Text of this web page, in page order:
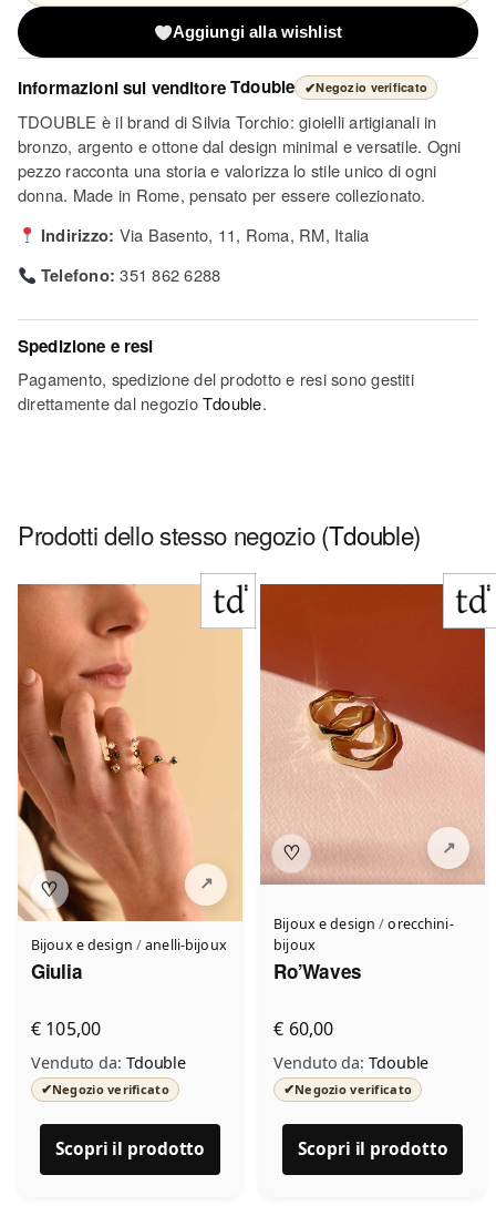
Aggiungi alla wishlist
Informazioni sul venditoreTdouble ✔Negozio verificato
TDOUBLE è il brand di Silvia Torchio: gioielli artigianali in
bronzo, argento e ottone dal design minimal e versatile. Ogni
pezzo racconta una storia e valorizza lo stile unico di ogni
donna. Made in Rome, pensato per essere collezionato.
Indirizzo: Via Basento, 11, Roma, RM, Italia
Telefono: 351 862 6288
Spedizione e resi
Pagamento, spedizione del prodotto e resi sono gestiti
direttamente dal negozioTdouble.
Prodotti dello stesso negozio(Tdouble)
♡
Bijoux e design /anelli-bijoux
Giulia
€ 105,00
Venduto da: Tdouble
✔Negozio verificato
Scopri il prodotto
♡
Bijoux e design /orecchini-
bijoux
Ro’Waves
€ 60,00
Venduto da: Tdouble
✔Negozio verificato
Scopri il prodotto